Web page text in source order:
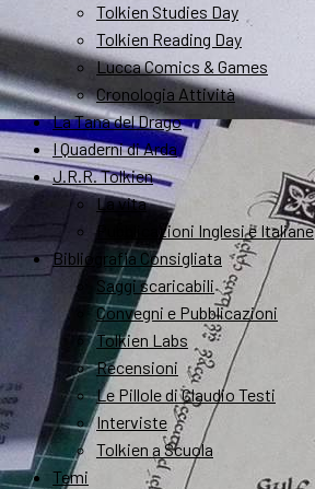
Tolkien Studies Day
Tolkien Reading Day
Lucca Comics & Games
Cronologia Attività
La Tana del Drago
I Quaderni di Arda
J.R.R. Tolkien
La vita
Pubblicazioni Inglesi e Italiane
Bibliografia Consigliata
Saggi scaricabili
Convegni e Pubblicazioni
Tolkien Labs
Recensioni
Le Pillole di Claudio Testi
Interviste
Tolkien a Scuola
Temi